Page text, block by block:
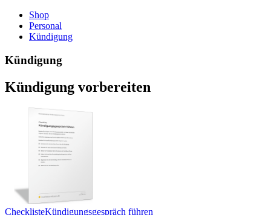
Shop
Personal
Kündigung
Kündigung
Kündigung vorbereiten
ChecklisteKündigungsgespräch führen